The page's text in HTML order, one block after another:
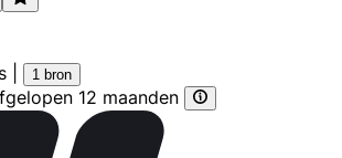
1 bron
12 maanden